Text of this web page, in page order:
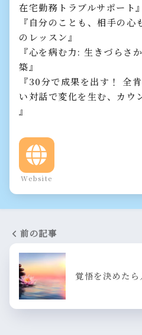
在宅勤務トラブルサポート』
『自分のことも、相手の
のレッスン』
『心を病む力: 生きづらさ
築』
『30分で成果を出す！ 全
い対話で変化を生む、カウ
』
Website
前の記事
覚悟を決めた